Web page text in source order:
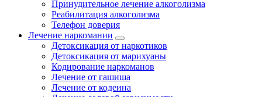
Принудительное лечение алкоголизма
Реабилитация алкоголизма
Телефон доверия
Лечение наркомании
Детоксикация от наркотиков
Детоксикация от марихуаны
Кодирование наркоманов
Лечение от гашиша
Лечение от кодеина